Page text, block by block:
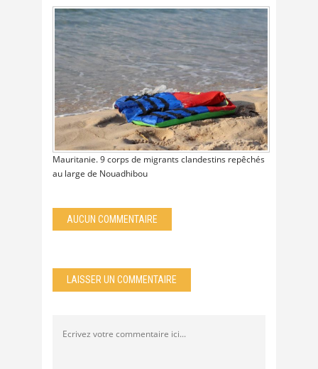
Mauritanie. 9 corps de migrants clandestins repêchés
au large de Nouadhibou
AUCUN COMMENTAIRE
LAISSER UN COMMENTAIRE